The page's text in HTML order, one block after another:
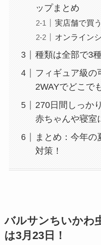
ップまとめ
実店舗で買
オンライン
種類は全部で3
フィギュア級の
2WAYでどこで
270日間しっか
赤ちゃんや寝室
まとめ：今年の
対策！
バルサンちいかわ
は3月23日！